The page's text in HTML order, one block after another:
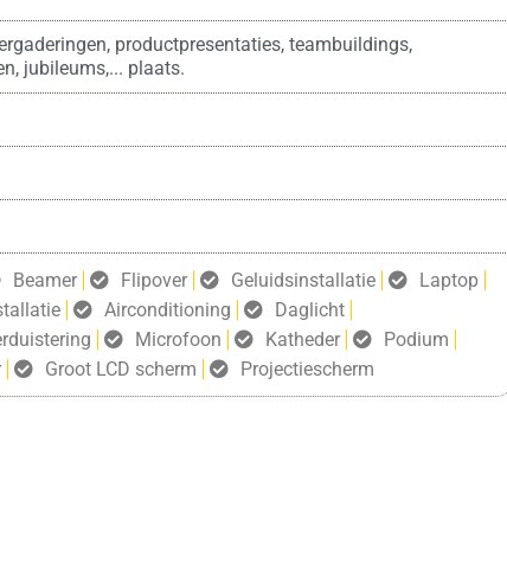
productpresentaties, teambuildings,
jubileums,... plaats.
Beamer Flipover Geluidsinstallatie
Laptop
Airconditioning
Daglicht
Microfoon Katheder
Podium
Groot LCD scherm Projectiescherm